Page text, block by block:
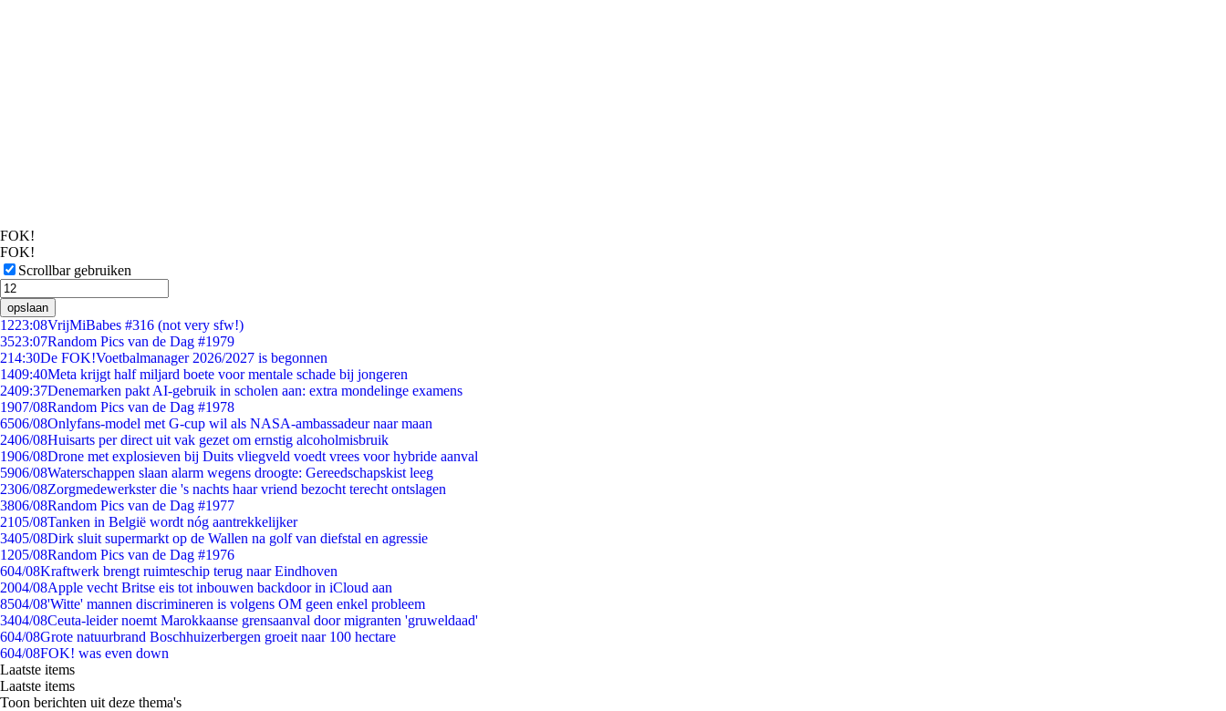
FOK!
FOK!
Scrollbar gebruiken
opslaan
1223:08VrijMiBabes #316 (not very sfw!)
3523:07Random Pics van de Dag #1979
214:30De FOK!Voetbalmanager 2026/2027 is begonnen
1409:40Meta krijgt half miljard boete voor mentale schade bij jongeren
2409:37Denemarken pakt AI-gebruik in scholen aan: extra mondelinge examens
1907/08Random Pics van de Dag #1978
6506/08Onlyfans-model met G-cup wil als NASA-ambassadeur naar maan
2406/08Huisarts per direct uit vak gezet om ernstig alcoholmisbruik
1906/08Drone met explosieven bij Duits vliegveld voedt vrees voor hybride aanval
5906/08Waterschappen slaan alarm wegens droogte: Gereedschapskist leeg
2306/08Zorgmedewerkster die 's nachts haar vriend bezocht terecht ontslagen
3806/08Random Pics van de Dag #1977
2105/08Tanken in België wordt nóg aantrekkelijker
3405/08Dirk sluit supermarkt op de Wallen na golf van diefstal en agressie
1205/08Random Pics van de Dag #1976
604/08Kraftwerk brengt ruimteschip terug naar Eindhoven
2004/08Apple vecht Britse eis tot inbouwen backdoor in iCloud aan
8504/08'Witte' mannen discrimineren is volgens OM geen enkel probleem
3404/08Ceuta-leider noemt Marokkaanse grensaanval door migranten 'gruweldaad'
604/08Grote natuurbrand Boschhuizerbergen groeit naar 100 hectare
604/08FOK! was even down
Laatste items
Laatste items
Toon berichten uit deze thema's